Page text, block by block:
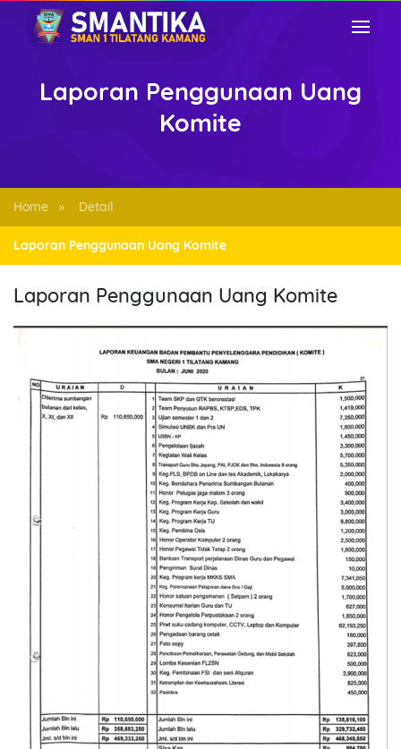
Laporan Penggunaan Uang
Komite
Home » Detail
Laporan Penggunaan Uang Komite
Laporan Penggunaan Uang Komite